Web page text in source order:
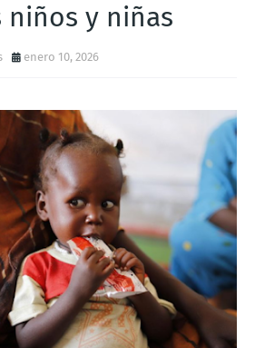
niños y niñas
enero 10, 2026